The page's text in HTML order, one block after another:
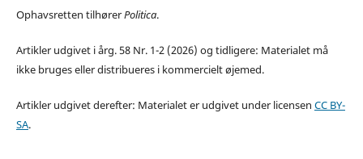
Ophavsretten tilhørerPolitica.
Artikler udgivet i årg. 58 Nr. 1-2 (2026) og tidligere: Materialet må
ikke bruges eller distribueres i kommercielt øjemed.
Artikler udgivet derefter: Materialet er udgivet under licensen CC BY-
SA.